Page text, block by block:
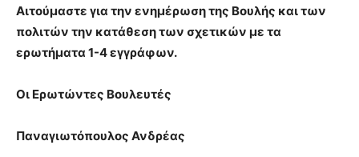
Αιτούμαστε για την ενημέρωση της Βουλής και των
πολιτών την κατάθεση των σχετικών με τα
ερωτήματα 1-4 εγγράφων.
Οι Ερωτώντες Βουλευτές
Παναγιωτόπουλος Ανδρέας